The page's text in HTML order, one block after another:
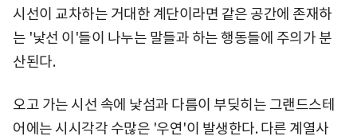
시선이 교차하는 거대한 계단이라면 같은 공간에 존재하
는 '낯선 이'들이 나누는 말들과 하는 행동들에 주의가 분
산된다.
오고 가는 시선 속에 낯섬과 다름이 부딪히는 그랜드스테
어에는 시시각각 수많은 '우연'이 발생한다. 다른 계열사